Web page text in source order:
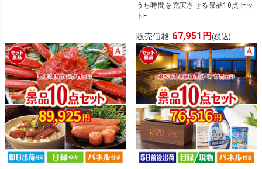
うち時間を充実させる景品10点セッ
トF
販売価格 67,951円(税込)